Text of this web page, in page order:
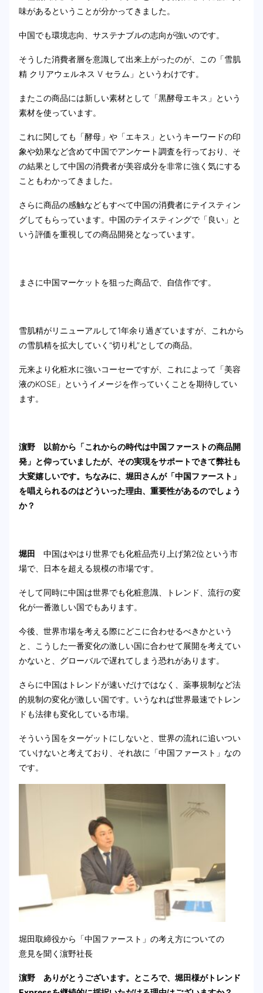
味があるということが分かってきました。
中国でも環境志向、サステナブルの志向が強いのです。
そうした消費者層を意識して出来上がったのが、この「雪肌
精 クリアウェルネス V セラム」というわけです。
またこの商品には新しい素材として「黒酵母エキス」という
素材を使っています。
これに関しても「酵母」や「エキス」というキーワードの印
象や効果など含めて中国でアンケート調査を行っており、そ
の結果として中国の消費者が美容成分を非常に強く気にする
こともわかってきました。
さらに商品の感触などもすべて中国の消費者にテイスティン
グしてもらっています。中国のテイスティングで「良い」と
いう評価を重視しての商品開発となっています。
まさに中国マーケットを狙った商品で、自信作です。
雪肌精がリニューアルして1年余り過ぎていますが、これから
の雪肌精を拡大していく“切り札”としての商品。
元来より化粧水に強いコーセーですが、これによって「美容
液のKOSE」というイメージを作っていくことを期待してい
ます。
濵野 以前から「これからの時代は中国ファーストの商品開
発」と仰っていましたが、その実現をサポートできて弊社も
大変嬉しいです。ちなみに、堀田さんが「中国ファースト」
を唱えられるのはどういった理由、重要性があるのでしょう
か？
堀田 中国はやはり世界でも化粧品売り上げ第2位という市
場で、日本を超える規模の市場です。
そして同時に中国は世界でも化粧意識、トレンド、流行の変
化が一番激しい国でもあります。
今後、世界市場を考える際にどこに合わせるべきかという
と、こうした一番変化の激しい国に合わせて展開を考えてい
かないと、グローバルで遅れてしまう恐れがあります。
さらに中国はトレンドが速いだけではなく、薬事規制など法
的規制の変化が激しい国です。いうなれば世界最速でトレン
ドも法律も変化している市場。
そういう国をターゲットにしないと、世界の流れに追いつい
ていけないと考えており、それ故に「中国ファースト」なの
です。
堀田取締役から「中国ファースト」の考え方についての
意見を聞く濵野社長
濵野 ありがとうございます。ところで、堀田様がトレンド